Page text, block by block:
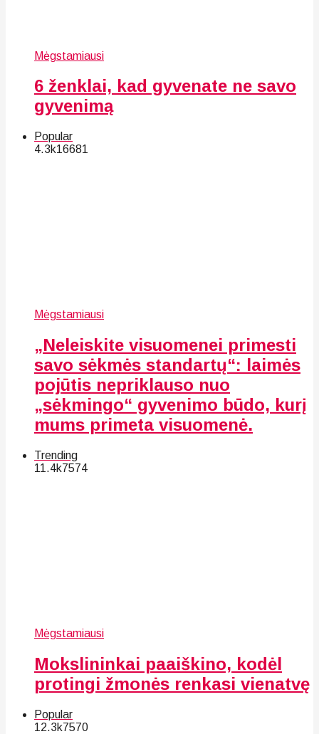
Mėgstamiausi
6 ženklai, kad gyvenate ne savo
gyvenimą
Popular
4.3k16681
Mėgstamiausi
„Neleiskite visuomenei primesti
savo sėkmės standartų“: laimės
pojūtis nepriklauso nuo
„sėkmingo“ gyvenimo būdo, kurį
mums primeta visuomenė.
Trending
11.4k7574
Mėgstamiausi
Mokslininkai paaiškino, kodėl
protingi žmonės renkasi vienatvę
Popular
12.3k7570